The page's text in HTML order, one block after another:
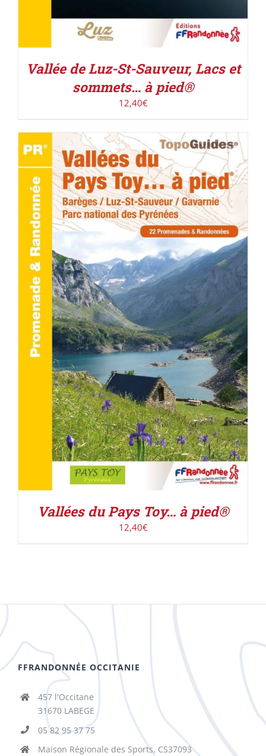
Vallée de Luz-St-Sauveur, Lacs et
sommets… à pied®
12,40€
ACHETER LE PRODUIT DÉTAILS
Vallées du Pays Toy… à pied®
12,40€
FFRANDONNÉE OCCITANIE
457 l'Occitane
31670 LABEGE
05 82 95 37 75
Maison Régionale des Sports, CS37093